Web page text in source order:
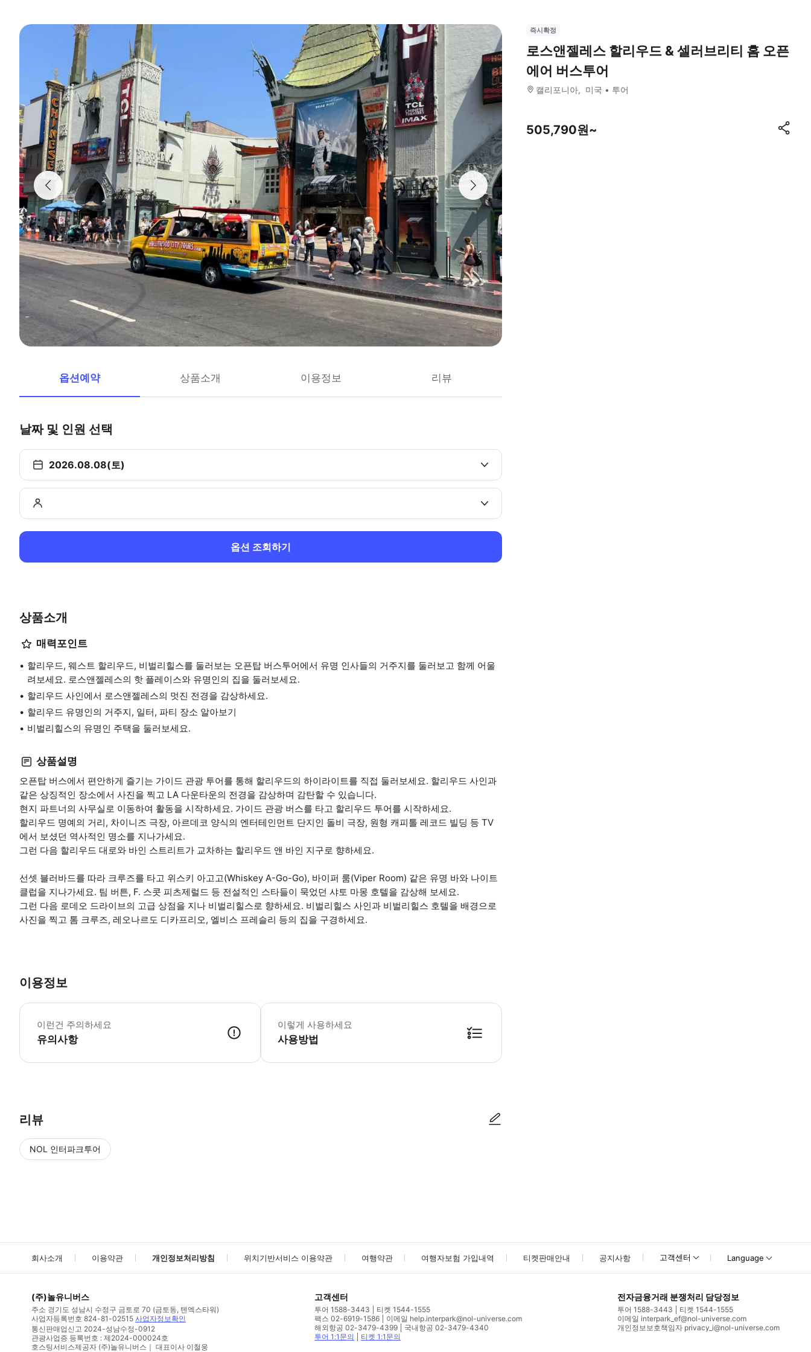
옵션예약 상품소개 이용정보 리뷰
날짜 및 인원 선택
2026.08.08(토)
옵션 조회하기
상품소개
매력포인트
할리우드, 웨스트 할리우드, 비벌리힐스를 둘러보는 오픈탑 버스투어에서 유명 인사들의 거주지를 둘러보고 함께 어울
려보세요. 로스앤젤레스의 핫 플레이스와 유명인의 집을 둘러보세요.
할리우드 사인에서 로스앤젤레스의 멋진 전경을 감상하세요.
할리우드 유명인의 거주지, 일터, 파티 장소 알아보기
비벌리힐스의 유명인 주택을 둘러보세요.
상품설명
오픈탑 버스에서 편안하게 즐기는 가이드 관광 투어를 통해 할리우드의 하이라이트를 직접 둘러보세요. 할리우드 사인과
같은 상징적인 장소에서 사진을 찍고 LA 다운타운의 전경을 감상하며 감탄할 수 있습니다.
현지 파트너의 사무실로 이동하여 활동을 시작하세요. 가이드 관광 버스를 타고 할리우드 투어를 시작하세요.
할리우드 명예의 거리, 차이니즈 극장, 아르데코 양식의 엔터테인먼트 단지인 돌비 극장, 원형 캐피톨 레코드 빌딩 등 TV
에서 보셨던 역사적인 명소를 지나가세요.
그런 다음 할리우드 대로와 바인 스트리트가 교차하는 할리우드 앤 바인 지구로 향하세요.
선셋 블러바드를 따라 크루즈를 타고 위스키 아고고(Whiskey A-Go-Go), 바이퍼 룸(Viper Room) 같은 유명 바와 나이트
클럽을 지나가세요. 팀 버튼, F. 스콧 피츠제럴드 등 전설적인 스타들이 묵었던 샤토 마몽 호텔을 감상해 보세요.
그런 다음 로데오 드라이브의 고급 상점을 지나 비벌리힐스로 향하세요. 비벌리힐스 사인과 비벌리힐스 호텔을 배경으로
사진을 찍고 톰 크루즈, 레오나르도 디카프리오, 엘비스 프레슬리 등의 집을 구경하세요.
이용정보
이런건 주의하세요
유의사항
요청 시 유아용 카시트 이용 가능 날씨에 적합한 복장 권장 * 소요시간 : 120분 (옵션에 따라 소요 시간이 다를 수 있으니, 예약 시 확인 부탁드립니다.)
이렇게 사용하세요
사용방법
리뷰
NOL 인터파크투어
즉시확정
로스앤젤레스 할리우드 & 셀러브리티 홈 오픈
에어 버스투어
캘리포니아 미국 투어
505,790원~
회사소개 이용약관 개인정보처리방침 위치기반서비스 이용약관 여행약관 여행자보험 가입내역 티켓판매안내 공지사항 고객센터 Language
(주)놀유니버스
주소 경기도 성남시 수정구 금토로 70 (금토동, 텐엑스타워)
사업자등록번호 824-81-02515 사업자정보확인
통신판매업신고 2024-성남수정-0912
관광사업증 등록번호 : 제2024-000024호
호스팅서비스제공자 (주)놀유니버스｜ 대표이사 이철웅
고객센터
투어 1588-3443
티켓 1544-1555
팩스 02-6919-1586
이메일 help.interpark@nol-universe.com
해외항공 02-3479-4399
국내항공 02-3479-4340
투어 1:1문의
티켓 1:1문의
전자금융거래 분쟁처리 담당정보
투어 1588-3443
티켓 1544-1555
이메일 interpark_ef@nol-universe.com
개인정보보호책임자 privacy_i@nol-universe.com